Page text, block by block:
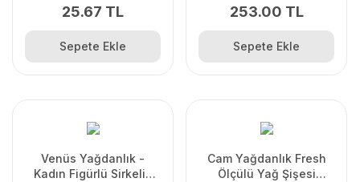
25.67 TL
Sepete Ekle
253.00 TL
Sepete Ekle
Venüs Yağdanlık -
Kadın Figürlü Sirkelik
Cam Yağdanlık Fresh
Ölçülü Yağ Şişesi